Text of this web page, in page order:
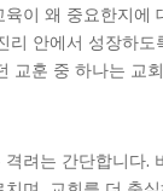
이 왜 중요한지
리 안에서 성장하
교훈 중 하나는 교
려는 간단합니다